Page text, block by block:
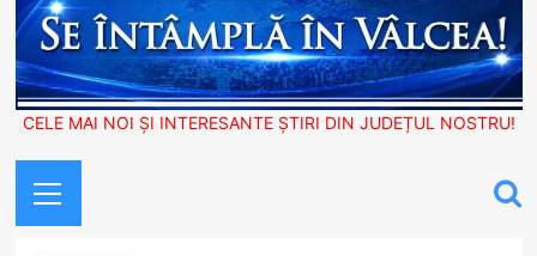
CELE MAI NOI ȘI INTERESANTE ȘTIRI DIN JUDEȚUL NOSTRU!
Menu